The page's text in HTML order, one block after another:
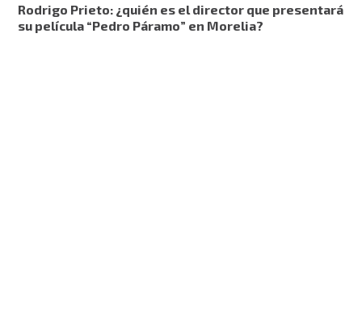
Rodrigo Prieto: ¿quién es el director que presentará
su película “Pedro Páramo” en Morelia?